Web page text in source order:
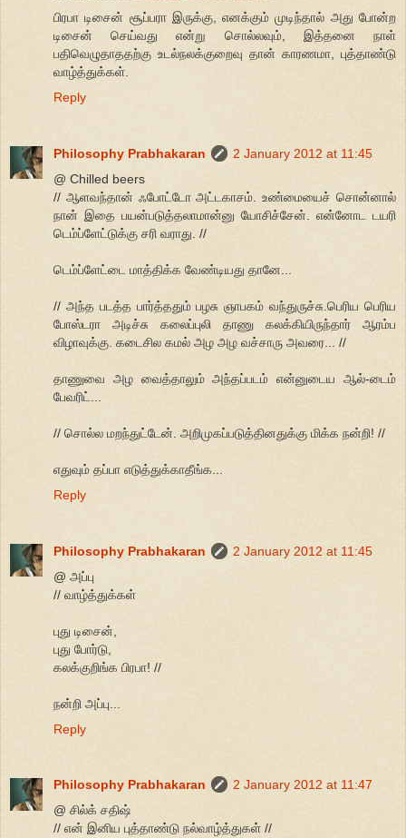
பிரபா டிசைன் சூப்பரா இருக்கு, எனக்கும் முடிந்தால் அது போன்ற
டிசைன் செய்வது என்று சொல்லவும், இத்தனை நாள்
பதிவெழுதாததற்கு உடல்நலக்குறைவு தான் காரணமா, புத்தாண்டு
வாழ்த்துக்கள்.
Reply
Philosophy Prabhakaran
2 January 2012 at 11:45
@ Chilled beers
// ஆளவந்தான் ஃபோட்டோ அட்டகாசம். உண்மையைச் சொன்னால்
நான் இதை பயன்படுத்தலாமான்னு யோசிச்சேன். என்னோட டயரி
டெம்ப்ளேட்டுக்கு சரி வராது. //
டெம்ப்ளேட்டை மாத்திக்க வேண்டியது தானே...
// அந்த படத்த பார்த்ததும் பழசு ஞாபகம் வந்துருச்சு.பெரிய பெரிய
போஸ்டரா அடிச்சு கலைப்புலி தாணு கலக்கியிருந்தார் ஆரம்ப
விழாவுக்கு. கடைசில கமல் அழ அழ வச்சாரு அவரை... //
தாணுவை அழ வைத்தாலும் அந்தப்படம் என்னுடைய ஆல்-டைம்
பேவரிட்...
// சொல்ல மறந்துட்டேன். அறிமுகப்படுத்தினதுக்கு மிக்க நன்றி! //
எதுவும் தப்பா எடுத்துக்காதீங்க...
Reply
Philosophy Prabhakaran
2 January 2012 at 11:45
@ அப்பு
// வாழ்த்துக்கள்
புது டிசைன்,
புது போர்டு,
கலக்குறிங்க பிரபா! //
நன்றி அப்பு...
Reply
Philosophy Prabhakaran
2 January 2012 at 11:47
@ சில்க் சதிஷ்
// என் இனிய புத்தாண்டு நல்வாழ்த்துகள் //